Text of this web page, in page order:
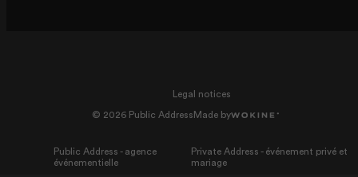
Legal notices
© 2026 Public Address Made by
Public Address - agence
événementielle
Private Address - événement privé et
mariage